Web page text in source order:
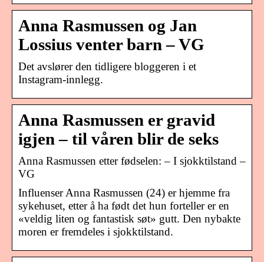
Anna Rasmussen og Jan
Lossius venter barn – VG
Det avslører den tidligere bloggeren i et
Instagram-innlegg.
Anna Rasmussen er gravid
igjen – til våren blir de seks
Anna Rasmussen etter fødselen: – I sjokktilstand –
VG
Influenser Anna Rasmussen (24) er hjemme fra
sykehuset, etter å ha født det hun forteller er en
«veldig liten og fantastisk søt» gutt. Den nybakte
moren er fremdeles i sjokktilstand.